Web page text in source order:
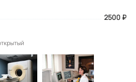
2500 ₽